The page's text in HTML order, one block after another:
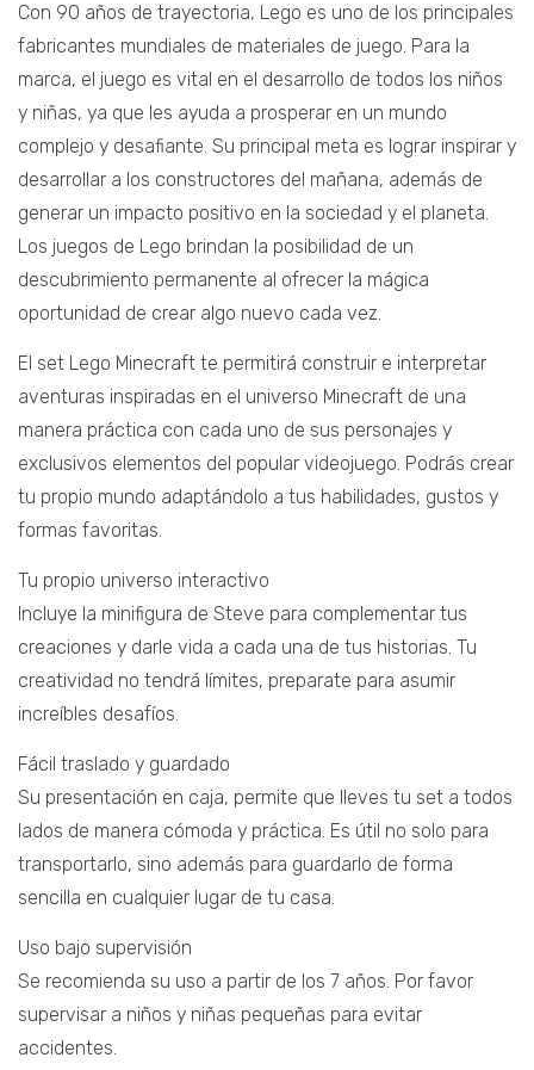
Con 90 años de trayectoria, Lego es uno de los principales
fabricantes mundiales de materiales de juego. Para la
marca, el juego es vital en el desarrollo de todos los niños
y niñas, ya que les ayuda a prosperar en un mundo
complejo y desafiante. Su principal meta es lograr inspirar y
desarrollar a los constructores del mañana, además de
generar un impacto positivo en la sociedad y el planeta.
Los juegos de Lego brindan la posibilidad de un
descubrimiento permanente al ofrecer la mágica
oportunidad de crear algo nuevo cada vez.
El set Lego Minecraft te permitirá construir e interpretar
aventuras inspiradas en el universo Minecraft de una
manera práctica con cada uno de sus personajes y
exclusivos elementos del popular videojuego. Podrás crear
tu propio mundo adaptándolo a tus habilidades, gustos y
formas favoritas.
Tu propio universo interactivo
Incluye la minifigura de Steve para complementar tus
creaciones y darle vida a cada una de tus historias. Tu
creatividad no tendrá límites, preparate para asumir
increíbles desafíos.
Fácil traslado y guardado
Su presentación en caja, permite que lleves tu set a todos
lados de manera cómoda y práctica. Es útil no solo para
transportarlo, sino además para guardarlo de forma
sencilla en cualquier lugar de tu casa.
Uso bajo supervisión
Se recomienda su uso a partir de los 7 años. Por favor
supervisar a niños y niñas pequeñas para evitar
accidentes.